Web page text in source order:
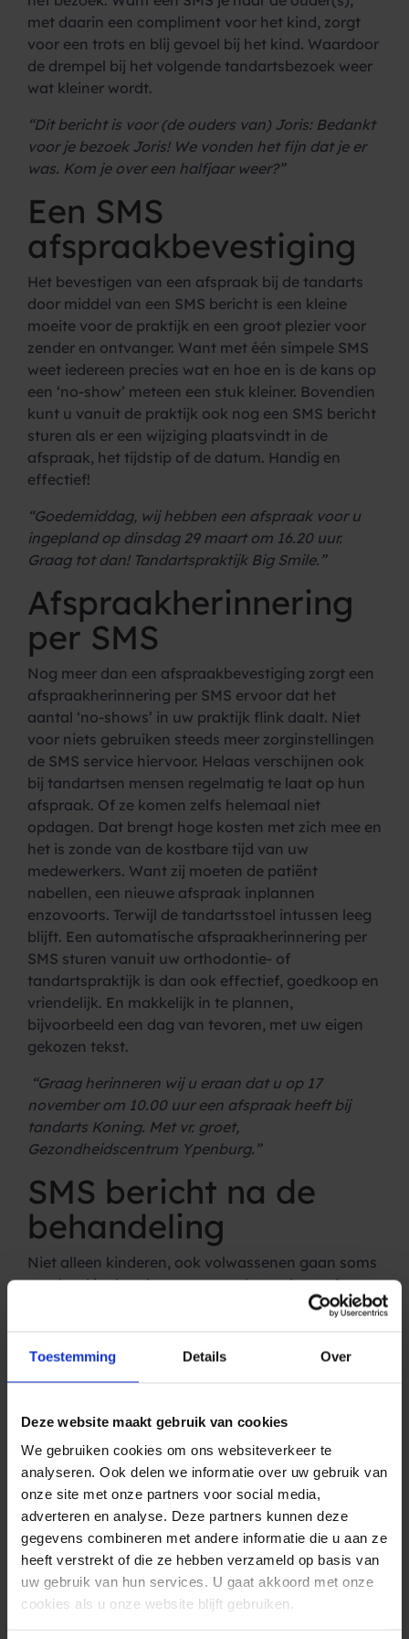
Toestemming Details Over
Deze website maakt gebruik van cookies
We gebruiken cookies om ons websiteverkeer te
analyseren. Ook delen we informatie over uw gebruik van
onze site met onze partners voor social media,
adverteren en analyse. Deze partners kunnen deze
gegevens combineren met andere informatie die u aan ze
heeft verstrekt of die ze hebben verzameld op basis van
uw gebruik van hun services. U gaat akkoord met onze
cookies als u onze website blijft gebruiken.
met daarin een compliment voor het kind, zorgt
voor een trots en blij gevoel bij het kind. Waardoor
de drempel bij het volgende tandartsbezoek weer
wat kleiner wordt.
“Dit bericht is voor (de ouders van) Joris: Bedankt
voor je bezoek Joris! We vonden het fijn dat je er
was. Kom je over een halfjaar weer?”
Een SMS
afspraakbevestiging
Het bevestigen van een afspraak bij de tandarts
door middel van een SMS bericht is een kleine
moeite voor de praktijk en een groot plezier voor
zender en ontvanger. Want met één simpele SMS
weet iedereen precies wat en hoe en is de kans op
een ‘no-show’ meteen een stuk kleiner. Bovendien
kunt u vanuit de praktijk ook nog een SMS bericht
sturen als er een wijziging plaatsvindt in de
afspraak, het tijdstip of de datum. Handig en
effectief!
“Goedemiddag, wij hebben een afspraak voor u
ingepland op dinsdag 29 maart om 16.20 uur.
Graag tot dan! Tandartspraktijk Big Smile.”
Afspraakherinnering
per SMS
Nog meer dan een afspraakbevestiging zorgt een
afspraakherinnering per SMS ervoor dat het
aantal ‘no-shows’ in uw praktijk flink daalt. Niet
voor niets gebruiken steeds meer zorginstellingen
de SMS service hiervoor. Helaas verschijnen ook
bij tandartsen mensen regelmatig te laat op hun
afspraak. Of ze komen zelfs helemaal niet
opdagen. Dat brengt hoge kosten met zich mee en
het is zonde van de kostbare tijd van uw
medewerkers. Want zij moeten de patiënt
nabellen, een nieuwe afspraak inplannen
enzovoorts. Terwijl de tandartsstoel intussen leeg
blijft. Een automatische afspraakherinnering per
SMS sturen vanuit uw orthodontie- of
tandartspraktijk is dan ook effectief, goedkoop en
vriendelijk. En makkelijk in te plannen,
bijvoorbeeld een dag van tevoren, met uw eigen
gekozen tekst.
“Graag herinneren wij u eraan dat u op 17
november om 10.00 uur een afspraak heeft bij
tandarts Koning. Met vr. groet,
Gezondheidscentrum Ypenburg.”
SMS bericht na de
behandeling
Niet alleen kinderen, ook volwassenen gaan soms
met lood in de schoenen naar de tandarts of
mondhygiënist(e). Uw patiënten geruststellen en
en tijdens de behandeling, maar ook daarna. Dus
ontvangen, dan versterkt dit de betrokkenheid en
tekens (of minder)!
“Hartelijk dank voor uw bezoek aan
tandartsenpraktijk Voorhof.Als u nog vragen
heeft, dan horen wij dat graag. Prettige dag!”
Op tijd betalen met
SMS